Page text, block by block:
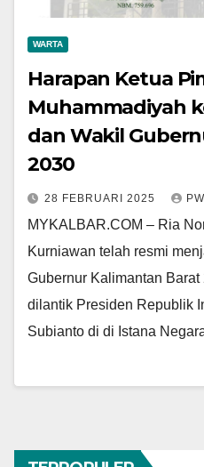
WARTA
Harapan Ketua
Muhammadiyah
dan Wakil
2030
28 FEBRUARI 2025
MYKALBAR.COM – Ria
Kurniawan telah resmi
Gubernur Kalimantan
dilantik Presiden Republik
Subianto di di Istana